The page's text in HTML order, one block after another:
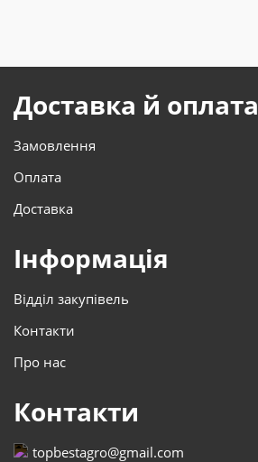
Доставка й оплата
Замовлення
Оплата
Доставка
Інформація
Відділ закупівель
Контакти
Про нас
Контакти
topbestagro@gmail.com